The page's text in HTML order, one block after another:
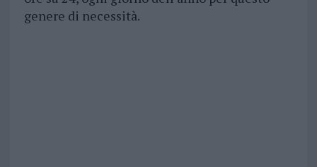
genere di necessità.